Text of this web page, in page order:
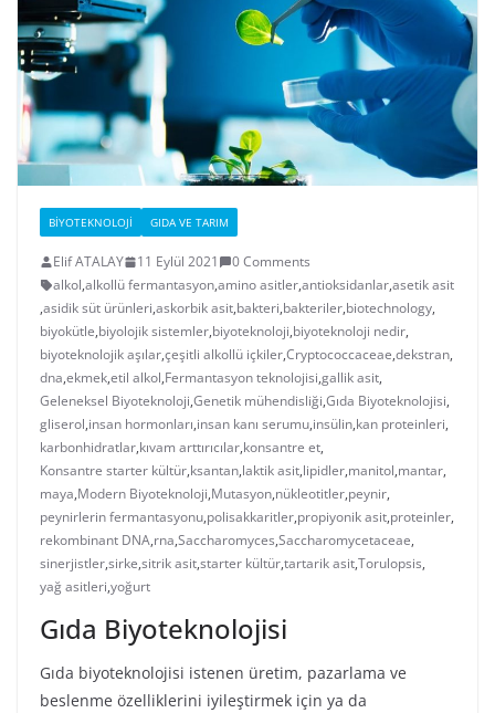
BIYOTEKNOLOJI GIDA VE TARIM
Elif ATALAY 11 Eylül 2021
0 Comments
alkol,alkollü fermantasyon,amino asitler,antioksidanlar,asetik asit
,asidik süt ürünleri,askorbik asit,bakteri,bakteriler,biotechnology,
biyokütle,biyolojik sistemler,biyoteknoloji,biyoteknoloji nedir,
biyoteknolojik aşılar,çeşitli alkollü içkiler,Cryptococcaceae,dekstran,
dna,ekmek,etil alkol,Fermantasyon teknolojisi,gallik asit,
Geleneksel Biyoteknoloji,Genetik mühendisliği,Gıda Biyoteknolojisi,
gliserol,insan hormonları,insan kanı serumu,insülin,kan proteinleri,
karbonhidratlar,kıvam arttırıcılar,konsantre et,
Konsantre starter kültür,ksantan,laktik asit,lipidler,manitol,mantar,
maya,Modern Biyoteknoloji,Mutasyon,nükleotitler,peynir,
peynirlerin fermantasyonu,polisakkaritler,propiyonik asit,proteinler,
rekombinant DNA,rna,Saccharomyces,Saccharomycetaceae,
sinerjistler,sirke,sitrik asit,starter kültür,tartarik asit,Torulopsis,
yağ asitleri,yoğurt
Gıda Biyoteknolojisi
Gıda biyoteknolojisi istenen üretim, pazarlama ve
beslenme özelliklerini iyileştirmek için ya da